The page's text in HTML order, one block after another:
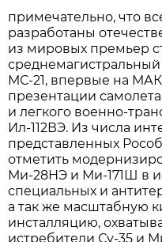
примечательно, что
разработаны
из мировых премьер
МС-21, впервые на
презентации
и легкого военно-
Ил-112ВЭ. Из числа
представленных
отметить
Ми-28НЭ и Ми-171Ш в
специальных и
а так же масштабную
инсталляцию,
истребители Су-35 и